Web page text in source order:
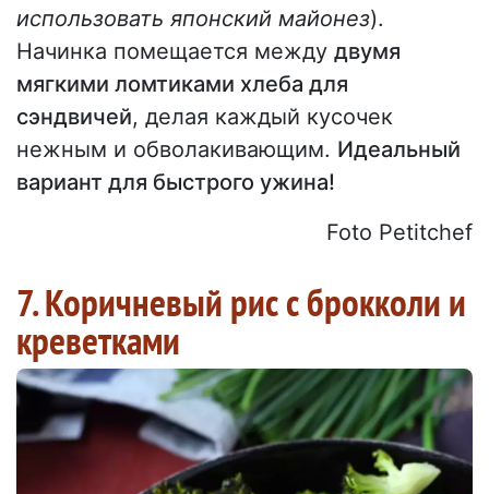
использовать японский майонез).
Начинка помещается между двумя
мягкими ломтиками хлеба для
сэндвичей, делая каждый кусочек
нежным и обволакивающим. Идеальный
вариант для быстрого ужина!
Foto Petitchef
7. Коричневый рис с брокколи и
креветками